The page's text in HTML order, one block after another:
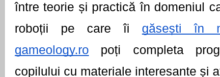
între teorie și practică în domeniul
roboții pe care îi
găsești în
gameology.ro poți completa
copilului cu materiale interesante și